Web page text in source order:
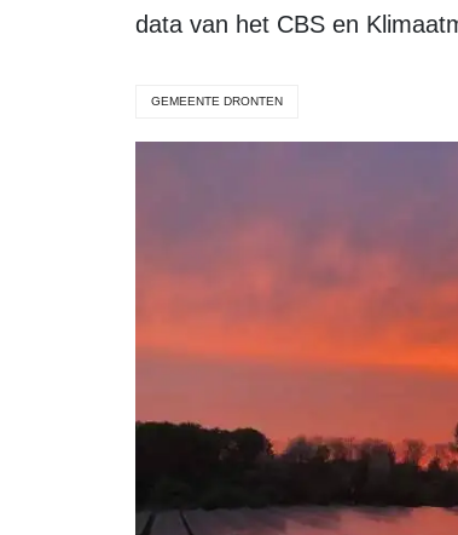
data van het CBS en
GEMEENTE DRONTEN